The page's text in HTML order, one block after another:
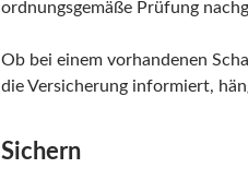
ordnungsgemäße Prüfung
Ob bei einem vorhandenen
die Versicherung informiert,
Sichern